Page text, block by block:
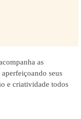
as
seus
e criatividade todos